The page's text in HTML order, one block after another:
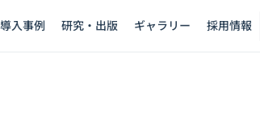
導入事例 研究・出版 ギャラリー 採用情報